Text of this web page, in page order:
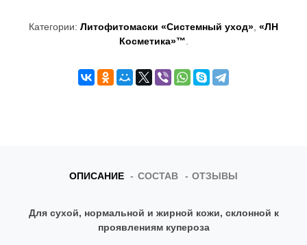
Категории: Литофитомаски «Системный уход» «ЛН
Косметика»™
ОПИСАНИЕ СОСТАВ ОТЗЫВЫ
Для сухой, нормальной и жирной кожи, склонной к
проявлениям купероза